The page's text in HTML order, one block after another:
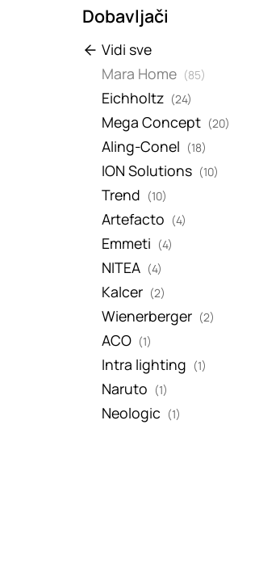
Dobavljači
Vidi sve
Mara Home (85)
Eichholtz (24)
Mega Concept (20)
Aling-Conel (18)
ION Solutions (10)
Trend (10)
Artefacto (4)
Emmeti (4)
NITEA (4)
Kalcer (2)
Wienerberger (2)
ACO (1)
Intra lighting (1)
Naruto (1)
Neologic (1)